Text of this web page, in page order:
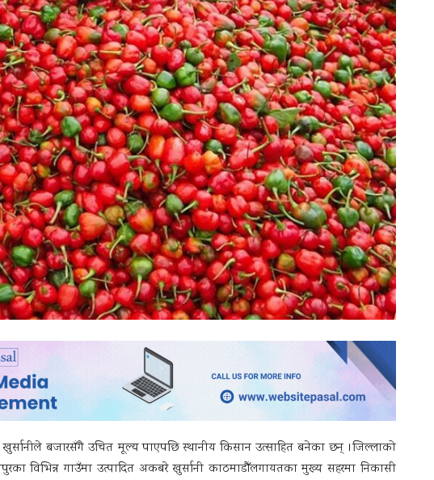
बजारसँगै उचित मूल्य पाएपछि स्थानीय किसान उत्साहित बनेका छन् ।जिल्लाको
विभिन्न गाउँमा उत्पादित अकबरे खुर्सानी काठमाडौँलगायतका मुख्य सहरमा निकासी